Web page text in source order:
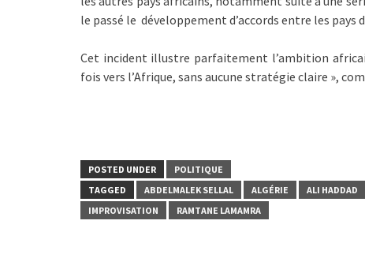
le passé le développement d’accords entre les pays
Cet incident illustre parfaitement l’ambition
fois vers l’Afrique, sans aucune stratégie claire »,
POSTED UNDER
POLITIQUE
TAGGED
ABDELMALEK SELLAL ALGÉRIE ALI HADDAD
IMPROVISATION
RAMTANE LAMAMRA